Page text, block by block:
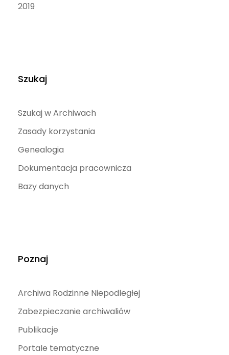
2019
Szukaj
Szukaj w Archiwach
Zasady korzystania
Genealogia
Dokumentacja pracownicza
Bazy danych
Poznaj
Archiwa Rodzinne Niepodległej
Zabezpieczanie archiwaliów
Publikacje
Portale tematyczne